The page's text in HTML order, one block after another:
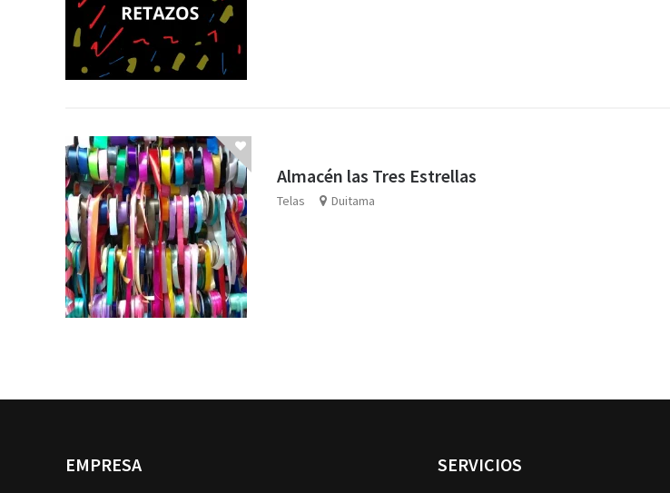
Almacén las Tres Estrellas
Telas Duitama
EMPRESA SERVICIOS